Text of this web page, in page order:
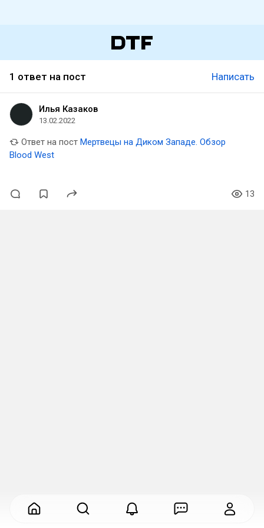
1 ответ на пост Написать
Илья Казаков
13.02.2022
Ответ на пост Мертвецы на Диком Западе. Обзор
Blood West
13